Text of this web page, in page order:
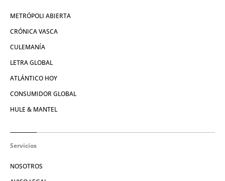
METRÓPOLI ABIERTA
CRÓNICA VASCA
CULEMANÍA
LETRA GLOBAL
ATLÁNTICO HOY
CONSUMIDOR GLOBAL
HULE & MANTEL
Servicios
NOSOTROS